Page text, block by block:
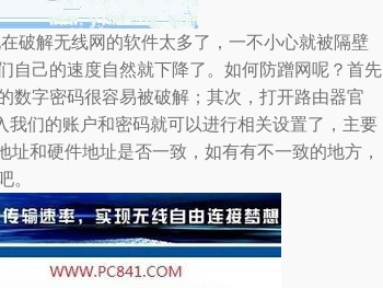
破解无线网的软件太多了，一不小心就被隔壁
自己的速度自然就下降了。如何防蹭网呢？首先
数字密码很容易被破解；其次，打开路由器官
我们的账户和密码就可以进行相关设置了，主要
和硬件地址是否一致，如有有不一致的地方，
。